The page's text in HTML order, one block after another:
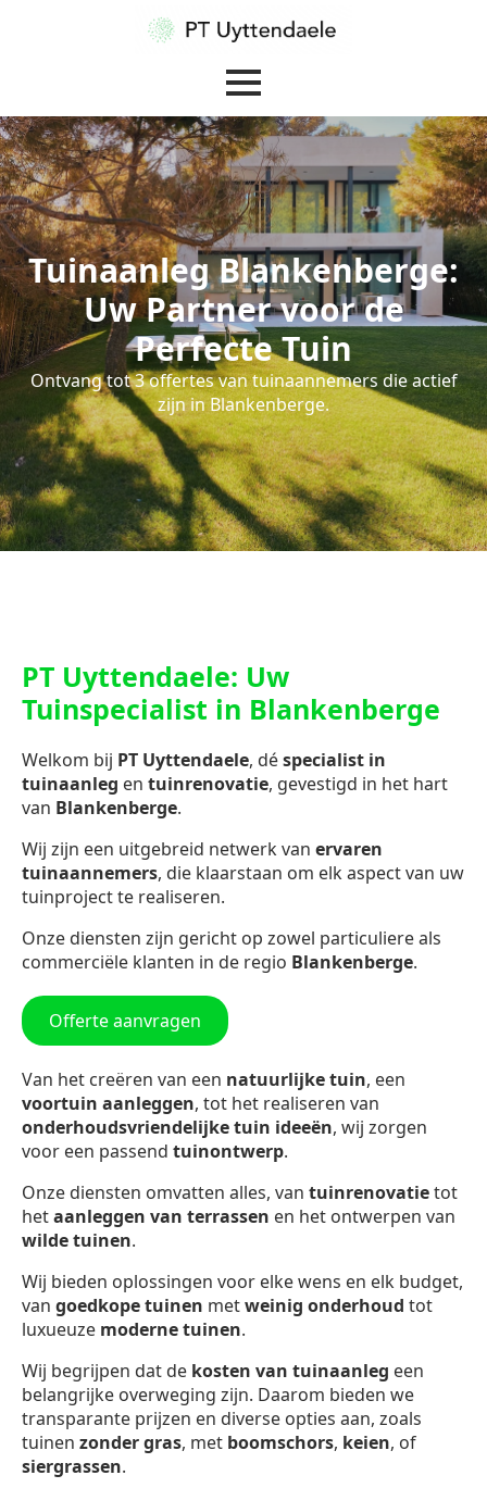
Tuinaanleg Blankenberge:
Uw Partner voor de
Perfecte Tuin
Ontvang tot 3 offertes van tuinaannemers die actief
zijn in Blankenberge.
PT Uyttendaele: Uw
Tuinspecialist in Blankenberge
Welkom bij PT Uyttendaele, déspecialist in
tuinaanleg en tuinrenovatie, gevestigd in het hart
van Blankenberge.
Wij zijn een uitgebreid netwerk van ervaren
tuinaannemers, die klaarstaan om elk aspect van uw
tuinproject te realiseren.
Onze diensten zijn gericht op zowel particuliere als
commerciële klanten in de regio Blankenberge.
Offerte aanvragen
Van het creëren van een natuurlijke tuin, een
voortuin aanleggen, tot het realiseren van
onderhoudsvriendelijke tuin ideeën, wij zorgen
voor een passend tuinontwerp.
Onze diensten omvatten alles, van tuinrenovatietot
hetaanleggen van terrassen en het ontwerpen van
wilde tuinen.
Wij bieden oplossingen voor elke wens en elk budget,
van goedkope tuinen metweinig onderhoud tot
luxueuze moderne tuinen.
Wij begrijpen dat de kosten van tuinaanleg een
belangrijke overweging zijn. Daarom bieden we
transparante prijzen en diverse opties aan, zoals
tuinen zonder gras, met boomschors, keien, of
siergrassen.